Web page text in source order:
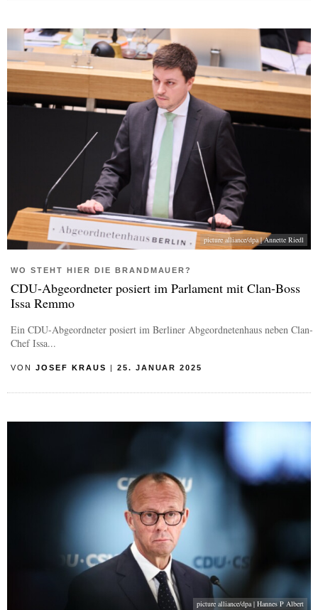
picture alliance/dpa | Annette Riedl
WO STEHT HIER DIE BRANDMAUER?
CDU-Abgeordneter posiert im Parlament mit Clan-Boss
Issa Remmo
Ein CDU-Abgeordneter posiert im Berliner Abgeordnetenhaus neben Clan-
Chef Issa...
VON JOSEF KRAUS 25. JANUAR 2025
picture alliance/dpa | Hannes P Albert